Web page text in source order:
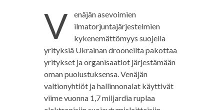
V
enäjän asevoimien
ilmatorjuntajärjestelmien
kykenemättömyys suojella
yrityksiä Ukrainan drooneilta pakottaa
yritykset ja organisaatiot järjestämään
oman puolustuksensa. Venäjän
valtionyhtiöt ja hallinnonalat käyttivät
viime vuonna 1,7 miljardia ruplaa